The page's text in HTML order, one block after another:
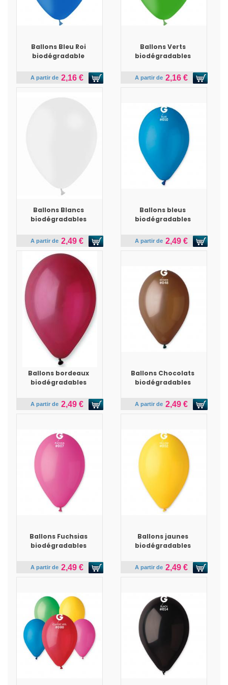
Ballons Bleu Roi
biodégradable
A partir de 2,16 €
Ballons Verts
biodégradables
A partir de 2,16 €
Ballons Blancs
biodégradables
A partir de 2,49 €
Ballons bleus
biodégradables
A partir de 2,49 €
Ballons bordeaux
biodégradables
A partir de 2,49 €
Ballons Chocolats
biodégradables
A partir de 2,49 €
Ballons Fuchsias
biodégradables
A partir de 2,49 €
Ballons jaunes
biodégradables
A partir de 2,49 €